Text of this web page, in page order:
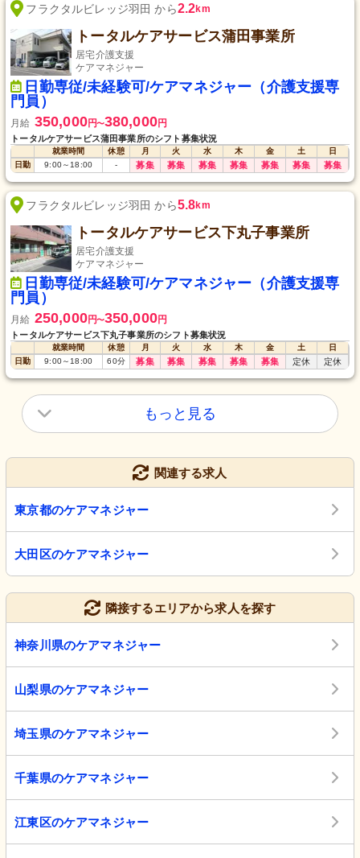
フラクタルビレッジ羽田 から2.2km
トータルケアサービス蒲田事業所
居宅介護支援
ケアマネジャー
日勤専従/未経験可/ケアマネジャー（介護支援専
門員）
月給 350,000円〜380,000円
トータルケアサービス蒲田事業所のシフト募集状況
就業時間 休憩 月 火 水 木 金 土
日
日勤
9:00～18:00 - 募集 募集 募集 募集 募集 募集 募集
フラクタルビレッジ羽田 から5.8km
トータルケアサービス下丸子事業所
居宅介護支援
ケアマネジャー
日勤専従/未経験可/ケアマネジャー（介護支援専
門員）
月給 250,000円〜350,000円
トータルケアサービス下丸子事業所のシフト募集状況
就業時間 休憩 月 火 水 木 金 土
日
日勤
9:00～18:00 60分 募集 募集 募集 募集 募集 定休 定休
もっと見る
関連する求人
東京都のケアマネジャー
大田区のケアマネジャー
隣接するエリアから求人を探す
神奈川県のケアマネジャー
山梨県のケアマネジャー
埼玉県のケアマネジャー
千葉県のケアマネジャー
江東区のケアマネジャー